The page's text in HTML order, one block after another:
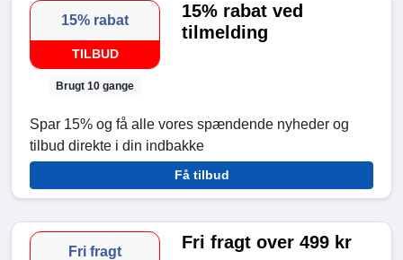
15% rabat
TILBUD
Brugt 10 gange
15% rabat ved
tilmelding
Spar 15% og få alle vores spændende nyheder og
tilbud direkte i din indbakke
Få tilbud
Fri fragt Fri fragt over 499 kr